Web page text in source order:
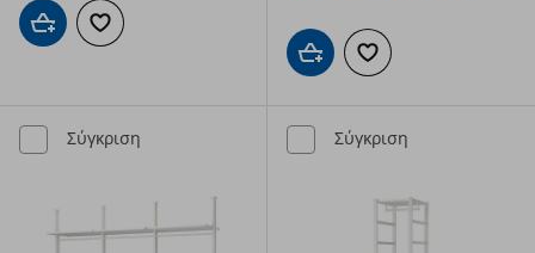
Προσθήκη στο καλάθι
Προσθήκη στα αγαπημένα
Προσθήκη στο καλάθι
Προσθήκη στα
Σύγκριση Σύγκριση